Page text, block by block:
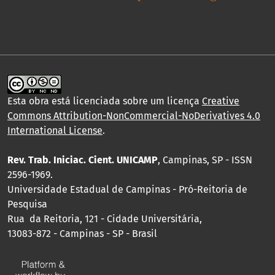
Esta obra está licenciada sobre um licença Creative
Commons Attribution-NonCommercial-NoDerivatives 4.0
International License.
Rev. Trab. Iniciac. Cient. UNICAMP, Campinas, SP - ISSN
2596-1969.
Universidade Estadual de Campinas - Pró-Reitoria de
Pesquisa
Rua da Reitoria, 121 - Cidade Universitária,
13083-872 - Campinas - SP - Brasil